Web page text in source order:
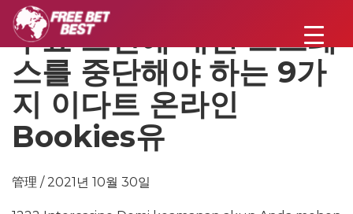
무료 스핀에 대한 스트레
스를 중단해야 하는 9가
지 이다트 온라인
Bookies유
管理 / 2021년 10월 30일